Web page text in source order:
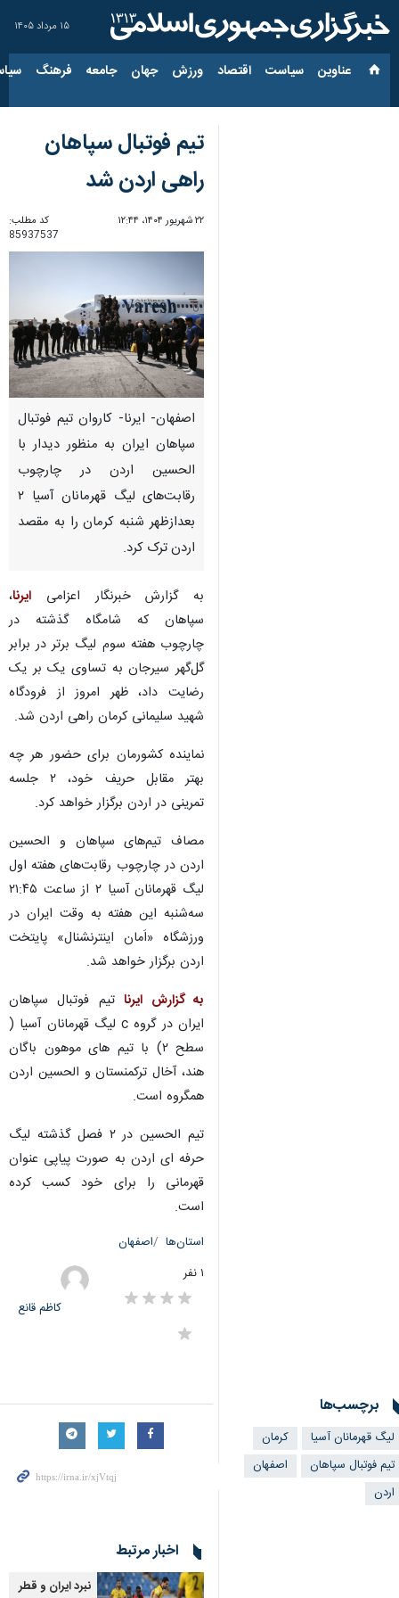
۱۵ مرداد ۱۴۰۵
عناوین‌ سیاست اقتصاد ورزش جهان جامعه فرهنگ
تیم فوتبال سپاهان
راهی اردن شد
۲۲ شهریور ۱۴۰۴، ۱۲:۴۴
کد مطلب:
85937537
اصفهان- ایرنا- کاروان تیم فوتبال
سپاهان ایران به منظور دیدار با
الحسین اردن در چارچوب
رقابت‌های لیگ قهرمانان آسیا ۲
بعدازظهر شنبه کرمان را به مقصد
اردن ترک کرد.
به گزارش خبرنگار اعزامی ایرنا،
سپاهان که شامگاه گذشته در
چارچوب هفته سوم لیگ برتر در برابر
گل‌گهر سیرجان به تساوی یک بر یک
رضایت داد، ظهر امروز از فرودگاه
شهید سلیمانی کرمان راهی اردن شد.
نماینده کشورمان برای حضور هر چه
بهتر مقابل حریف خود، ۲ جلسه
تمرینی در اردن برگزار خواهد کرد.
مصاف تیم‌های سپاهان و الحسین
اردن در چارچوب رقابت‌های هفته اول
لیگ قهرمانان آسیا ۲ از ساعت ۲۱:۴۵
سه‌شنبه این هفته به وقت ایران در
ورزشگاه «اَمان اینترنشنال» پایتخت
اردن برگزار خواهد شد.
به گزارش ایرناتیم فوتبال سپاهان
ایران در گروه c لیگ قهرمانان آسیا (
سطح ۲) با تیم های موهون باگان
هند، آخال ترکمنستان و الحسین اردن
همگروه است.
تیم الحسین در ۲ فصل گذشته لیگ
حرفه ای اردن به صورت پیاپی عنوان
قهرمانی را برای خود کسب کرده
است.
استان‌ها
اصفهان
۱ نفر
کاظم قانع
برچسب‌ها
لیگ قهرمانان آسیا
کرمان
تیم فوتبال سپاهان
اصفهان
اردن
اخبار مرتبط
نبرد ایران و قطر